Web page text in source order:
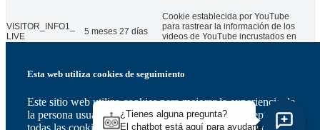
Esta web utiliza cookies de seguimiento
Este sitio web utiliza cookies para mejorar la experiencia de
la persona usuaria. Al utilizar nuestro sitio web, aceptas
todas las cookies de acuerdo con nuestra política de cookies.
VISITOR_INFO1_
LIVE
5 meses 27 días
Cookie establecida por YouTube
para rastrear la información de los
videos de YouTube incrustados en
Otras
Otras cookies no categorizadas en las categorías anteriores.
Save & Accept
¿Tienes alguna pregunta?
El chatbot está aquí para ayudarte.